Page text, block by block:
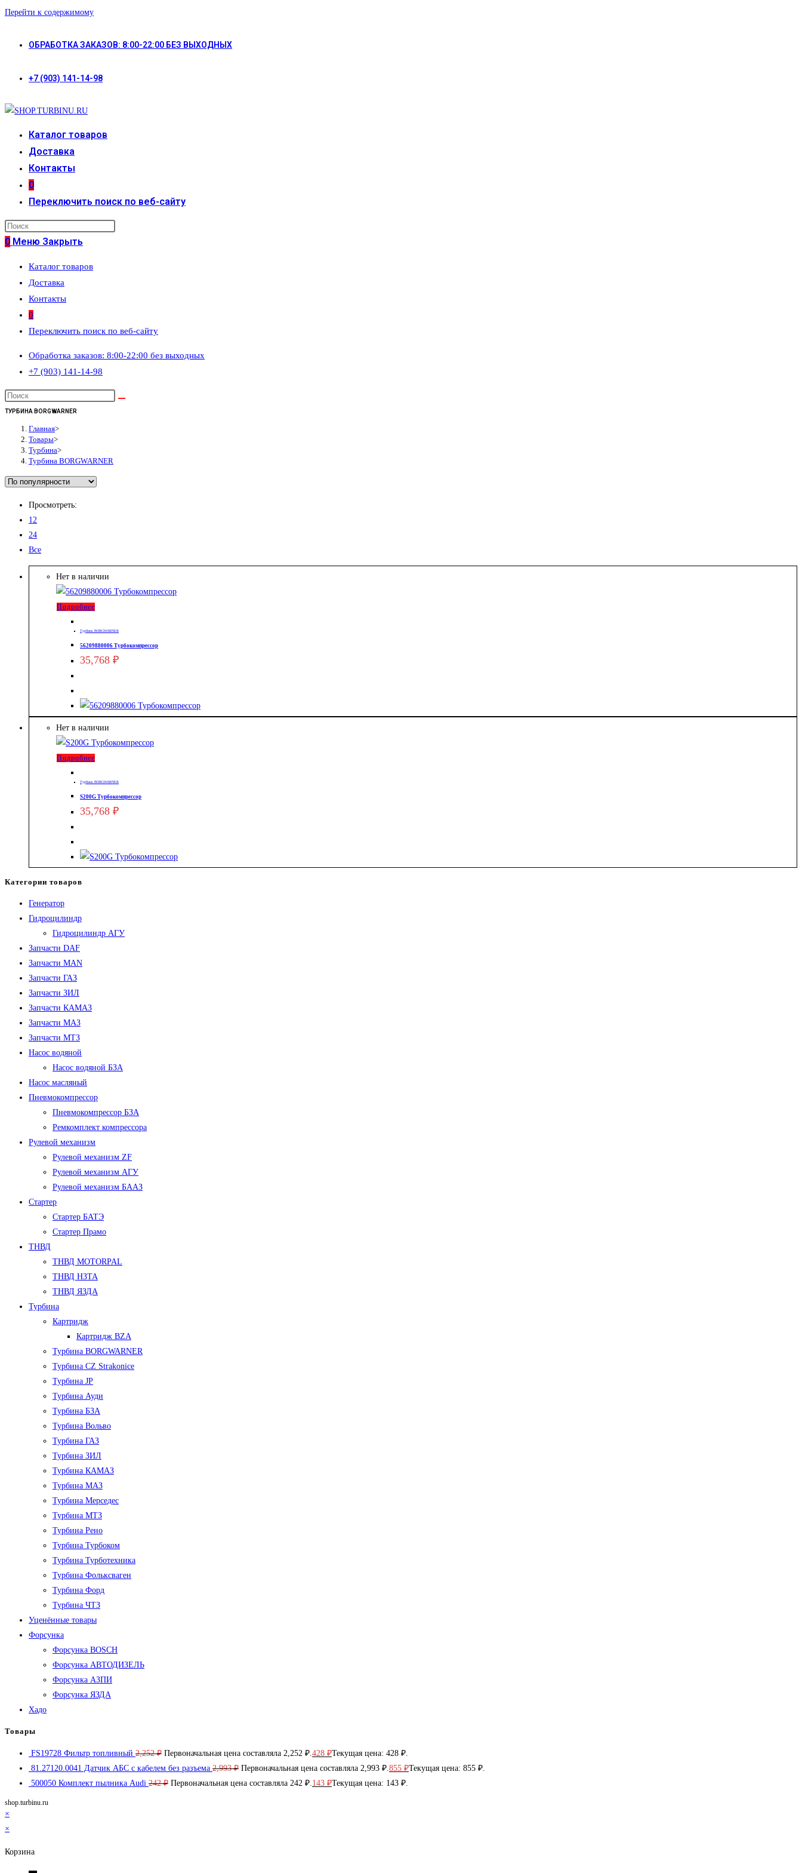
Перейти к содержимому
ОБРАБОТКА ЗАКАЗОВ: 8:00-22:00 БЕЗ ВЫХОДНЫХ
+7 (903) 141-14-98
Каталог товаров
Доставка
Контакты
0
Переключить поиск по веб-сайту
0 Меню Закрыть
Каталог товаров
Доставка
Контакты
0
Переключить поиск по веб-сайту
Обработка заказов: 8:00-22:00 без выходных
+7 (903) 141-14-98
ТУРБИНА BORGWARNER
Главная>
Товары>
Турбина>
Турбина BORGWARNER
Просмотреть:
12
24
Все
Нет в наличии
Подробнее
Турбина BORGWARNER
56209880006 Турбокомпрессор
35,768 ₽
Нет в наличии
Подробнее
Турбина BORGWARNER
S200G Турбокомпрессор
35,768 ₽
Категории товаров
Генератор
Гидроцилиндр
Гидроцилиндр АГУ
Запчасти DAF
Запчасти MAN
Запчасти ГАЗ
Запчасти ЗИЛ
Запчасти КАМАЗ
Запчасти МАЗ
Запчасти МТЗ
Насос водяной
Насос водяной БЗА
Насос масляный
Пневмокомпрессор
Пневмокомпрессор БЗА
Ремкомплект компрессора
Рулевой механизм
Рулевой механизм ZF
Рулевой механизм АГУ
Рулевой механизм БААЗ
Стартер
Стартер БАТЭ
Стартер Прамо
ТНВД
ТНВД MOTORPAL
ТНВД НЗТА
ТНВД ЯЗДА
Турбина
Картридж
Картридж BZA
Турбина BORGWARNER
Турбина CZ Strakonice
Турбина JP
Турбина Ауди
Турбина БЗА
Турбина Вольво
Турбина ГАЗ
Турбина ЗИЛ
Турбина КАМАЗ
Турбина МАЗ
Турбина Мерседес
Турбина МТЗ
Турбина Рено
Турбина Турбоком
Турбина Турботехника
Турбина Фольксваген
Турбина Форд
Турбина ЧТЗ
Уценённые товары
Форсунка
Форсунка BOSCH
Форсунка АВТОДИЗЕЛЬ
Форсунка АЗПИ
Форсунка ЯЗДА
Хадо
Товары
FS19728 Фильтр топливный 2,252₽ Первоначальная цена составляла 2,252 ₽. 428 ₽Текущая цена: 428 ₽.
81.27120.0041 Датчик АБС с кабелем без разъема 2,993₽ Первоначальная цена составляла 2,993 ₽. 855 ₽Текущая цена: 855 ₽.
500050 Комплект пылника Audi 242₽ Первоначальная цена составляла 242 ₽. 143 ₽Текущая цена: 143 ₽.
shop.turbinu.ru
×
×
Корзина